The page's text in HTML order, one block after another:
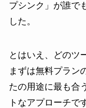
プシンク」が誰で
した。
とはいえ、どのツ
まずは無料プラン
たの用途に最も合
トなアプローチで